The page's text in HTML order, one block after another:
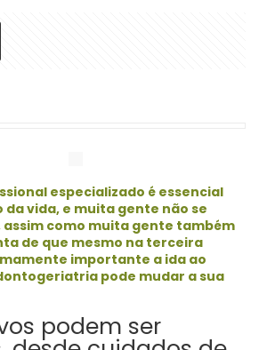
especializado é essencial
da vida, e muita gente não se
assim como muita gente também
de que mesmo na terceira
importante a ida ao
pode mudar a sua
podem ser